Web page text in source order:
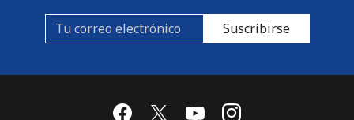
Suscribirse